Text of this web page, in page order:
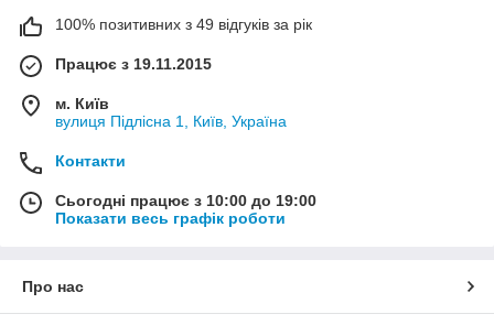
100% позитивних з 49 відгуків за рік
Працює з 19.11.2015
м. Київ
вулиця Підлісна 1, Київ, Україна
Контакти
Сьогодні працює з 10:00 до 19:00
Показати весь графік роботи
Про нас